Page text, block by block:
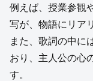
例えば、授業参観
写が、物語にリア
また、歌詞の中に
おり、主人公の心
す。